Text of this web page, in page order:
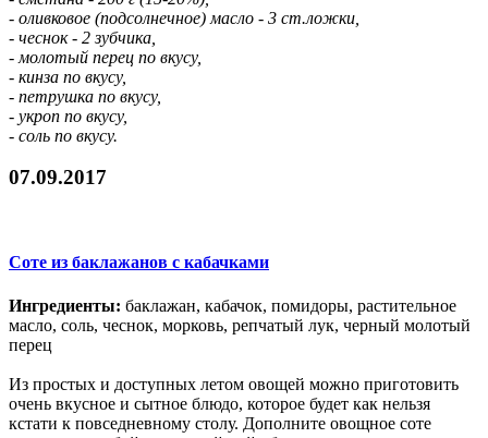
- оливковое (подсолнечное) масло - 3 ст.ложки,
- чеснок - 2 зубчика,
- молотый перец по вкусу,
- кинза по вкусу,
- петрушка по вкусу,
- укроп по вкусу,
- соль по вкусу.
07.09.2017
Соте из баклажанов с кабачками
Ингредиенты: баклажан, кабачок, помидоры, растительное
масло, соль, чеснок, морковь, репчатый лук, черный молотый
перец
Из простых и доступных летом овощей можно приготовить
очень вкусное и сытное блюдо, которое будет как нельзя
кстати к повседневному столу. Дополните овощное соте